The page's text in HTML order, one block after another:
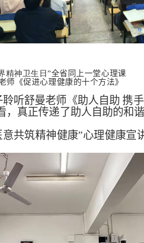
精神卫生日”全省同上一堂心理课
师《促进心理健康的十个方法》
听舒曼老师《助人自助 携
真正传递了助人自助的和
共筑精神健康”心理健康宣